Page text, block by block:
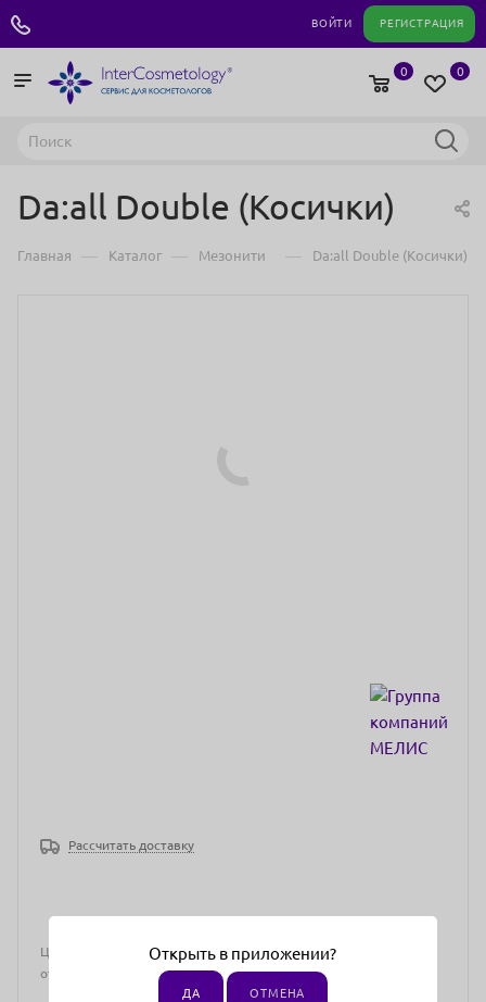
ВОЙТИ РЕГИСТРАЦИЯ
0
0
Da:all Double (Косички)
Главная — Каталог — Мезонити — Da:all Double (Косички)
Рассчитать доставку
Цена действительна только для интернет-магазина и может
отличаться от цен в розничных магазинах
Открыть в приложении?
ДА ОТМЕНА